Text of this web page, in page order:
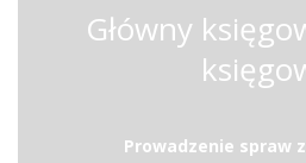
Główny
Prowadzenie spraw